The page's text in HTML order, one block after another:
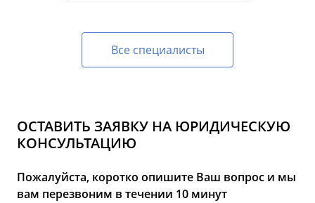
Все специалисты
ОСТАВИТЬ ЗАЯВКУ НА ЮРИДИЧЕСКУЮ
КОНСУЛЬТАЦИЮ
Пожалуйста, коротко опишите Ваш вопрос и мы
вам перезвоним в течении 10 минут